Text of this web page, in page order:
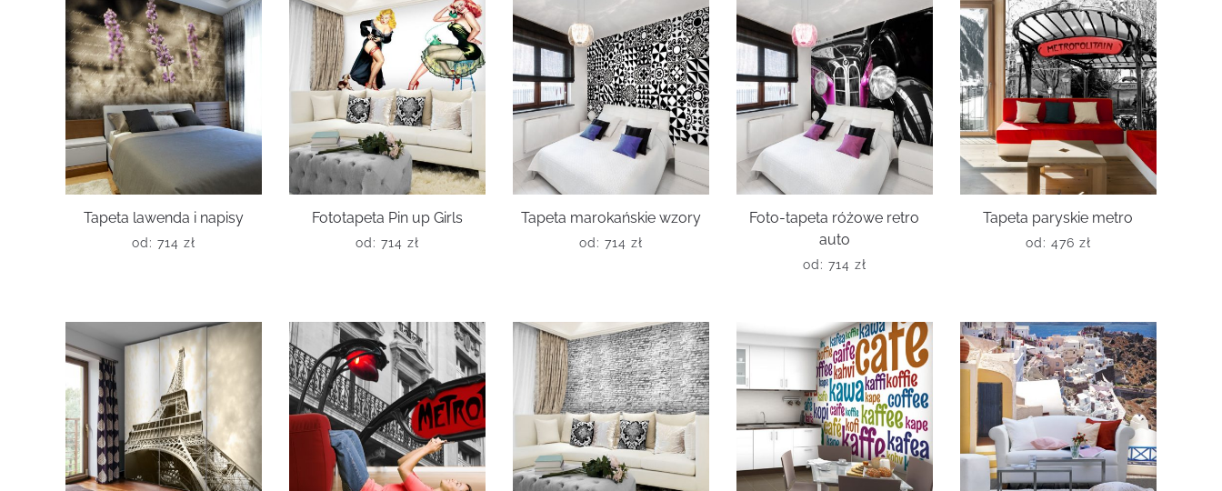
Tapeta lawenda i napisy
od: 714 zł
Fototapeta Pin up Girls
od: 714 zł
Tapeta marokańskie wzory
od: 714 zł
Foto-tapeta różowe retro
auto
od: 714 zł
Tapeta paryskie metro
od: 476 zł